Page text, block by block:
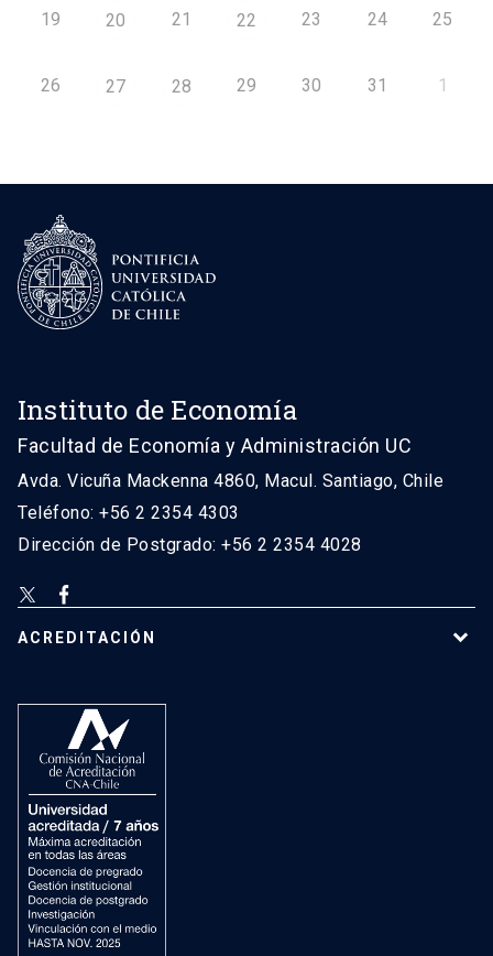
19 20 21 22 23 24 25
26 27 28 29 30 31 1
Instituto de Economía
Facultad de Economía y Administración UC
Avda. Vicuña Mackenna 4860, Macul. Santiago, Chile
Teléfono: +56 2 2354 4303
Dirección de Postgrado: +56 2 2354 4028
ACREDITACIÓN